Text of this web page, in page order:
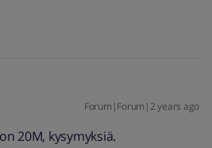
Forum|Forum|2 years ago
20M, kysymyksiä.